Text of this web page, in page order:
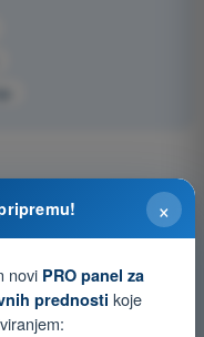
×
novi PRO panel za
prednosti koje